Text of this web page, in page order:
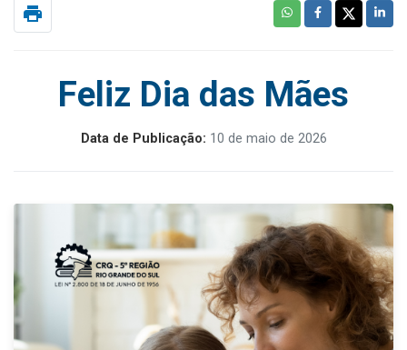
print
Feliz Dia das Mães
Data de Publicação: 10 de maio de 2026